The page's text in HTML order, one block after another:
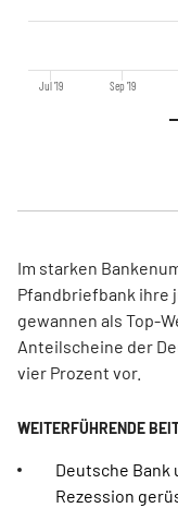
Jul '19 Sep '19
Im starken
Pfandbriefbank ihre
gewannen als Top-
Anteilscheine der
vier Prozent vor.
Deutsche Bank
Rezession